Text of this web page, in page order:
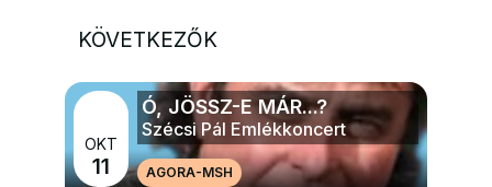
KÖVETKEZŐK
OKT
11
Ó, JÖSSZ-E MÁR...?
Szécsi Pál Emlékkoncert
AGORA-MSHMÉG TÖBB ZENE